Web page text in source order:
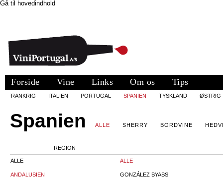
Gå til hovedindhold
Forside Vine Links Om os Tips
FRANKRIG ITALIEN PORTUGAL SPANIEN TYSKLAND ØSTRIG
Spanien ALLE SHERRY BORDVINE
REGION
ALLE
ANDALUSIEN
ALLE
GONZÁLEZ BYASS